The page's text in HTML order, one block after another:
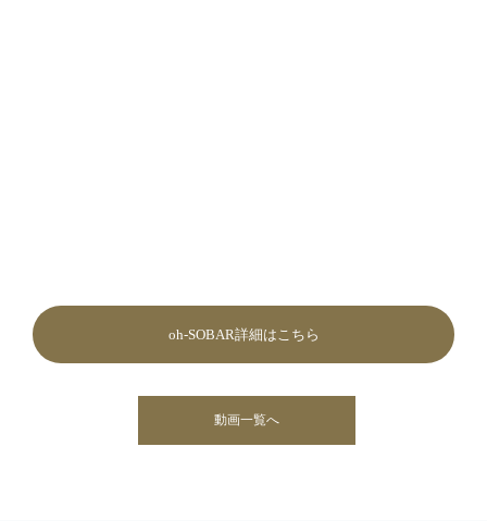
oh-SOBAR詳細はこちら
動画一覧へ